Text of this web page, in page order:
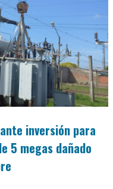
inversión para
5 megas dañado